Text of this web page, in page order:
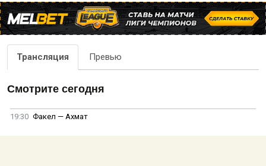
Трансляция Превью
Смотрите сегодня
19:30 Факел — Ахмат